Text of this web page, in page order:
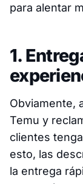
para alentar
1.
Obviamente,
Temu y
clientes
esto, las
la entrega